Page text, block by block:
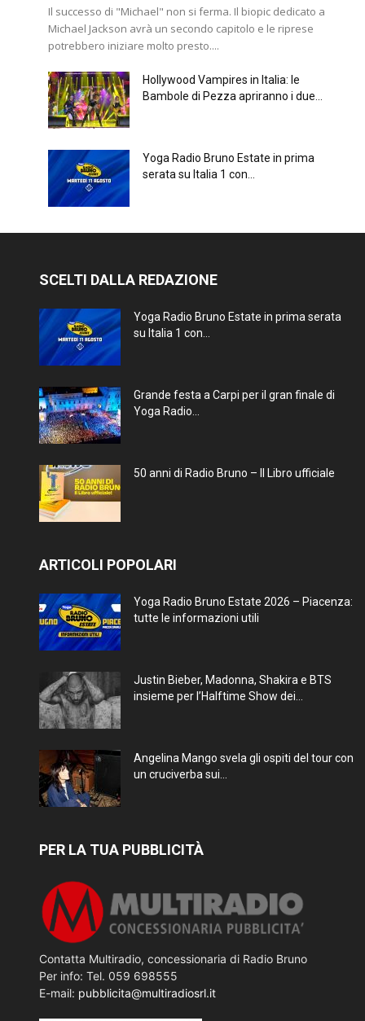
Il successo di "Michael" non si ferma. Il biopic dedicato a
Michael Jackson avrà un secondo capitolo e le riprese
potrebbero iniziare molto presto....
Hollywood Vampires in Italia: le
Bambole di Pezza apriranno i due...
Yoga Radio Bruno Estate in prima
serata su Italia 1 con...
SCELTI DALLA REDAZIONE
Yoga Radio Bruno Estate in prima serata
su Italia 1 con...
Grande festa a Carpi per il gran finale di
Yoga Radio...
50 anni di Radio Bruno – Il Libro ufficiale
ARTICOLI POPOLARI
Yoga Radio Bruno Estate 2026 – Piacenza:
tutte le informazioni utili
Justin Bieber, Madonna, Shakira e BTS
insieme per l’Halftime Show dei...
Angelina Mango svela gli ospiti del tour con
un cruciverba sui...
PER LA TUA PUBBLICITÀ
Contatta Multiradio, concessionaria di Radio Bruno
Per info: Tel. 059 698555
E-mail: pubblicita@multiradiosrl.it